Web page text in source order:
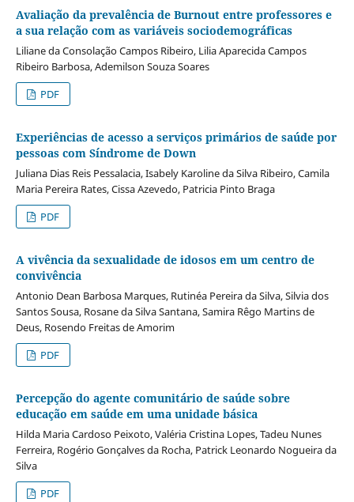
Avaliação da prevalência de Burnout entre professores e
a sua relação com as variáveis sociodemográficas
Liliane da Consolação Campos Ribeiro, Lilia Aparecida Campos
Ribeiro Barbosa, Ademilson Souza Soares
PDF
Experiências de acesso a serviços primários de saúde por
pessoas com Síndrome de Down
Juliana Dias Reis Pessalacia, Isabely Karoline da Silva Ribeiro, Camila
Maria Pereira Rates, Cissa Azevedo, Patricia Pinto Braga
PDF
A vivência da sexualidade de idosos em um centro de
convivência
Antonio Dean Barbosa Marques, Rutinéa Pereira da Silva, Silvia dos
Santos Sousa, Rosane da Silva Santana, Samira Rêgo Martins de
Deus, Rosendo Freitas de Amorim
PDF
Percepção do agente comunitário de saúde sobre
educação em saúde em uma unidade básica
Hilda Maria Cardoso Peixoto, Valéria Cristina Lopes, Tadeu Nunes
Ferreira, Rogério Gonçalves da Rocha, Patrick Leonardo Nogueira da
Silva
PDF